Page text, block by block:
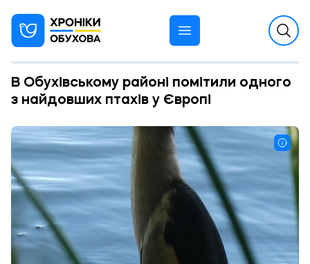
В Обухівському районі помітили одного
з найдовших птахів у Європі